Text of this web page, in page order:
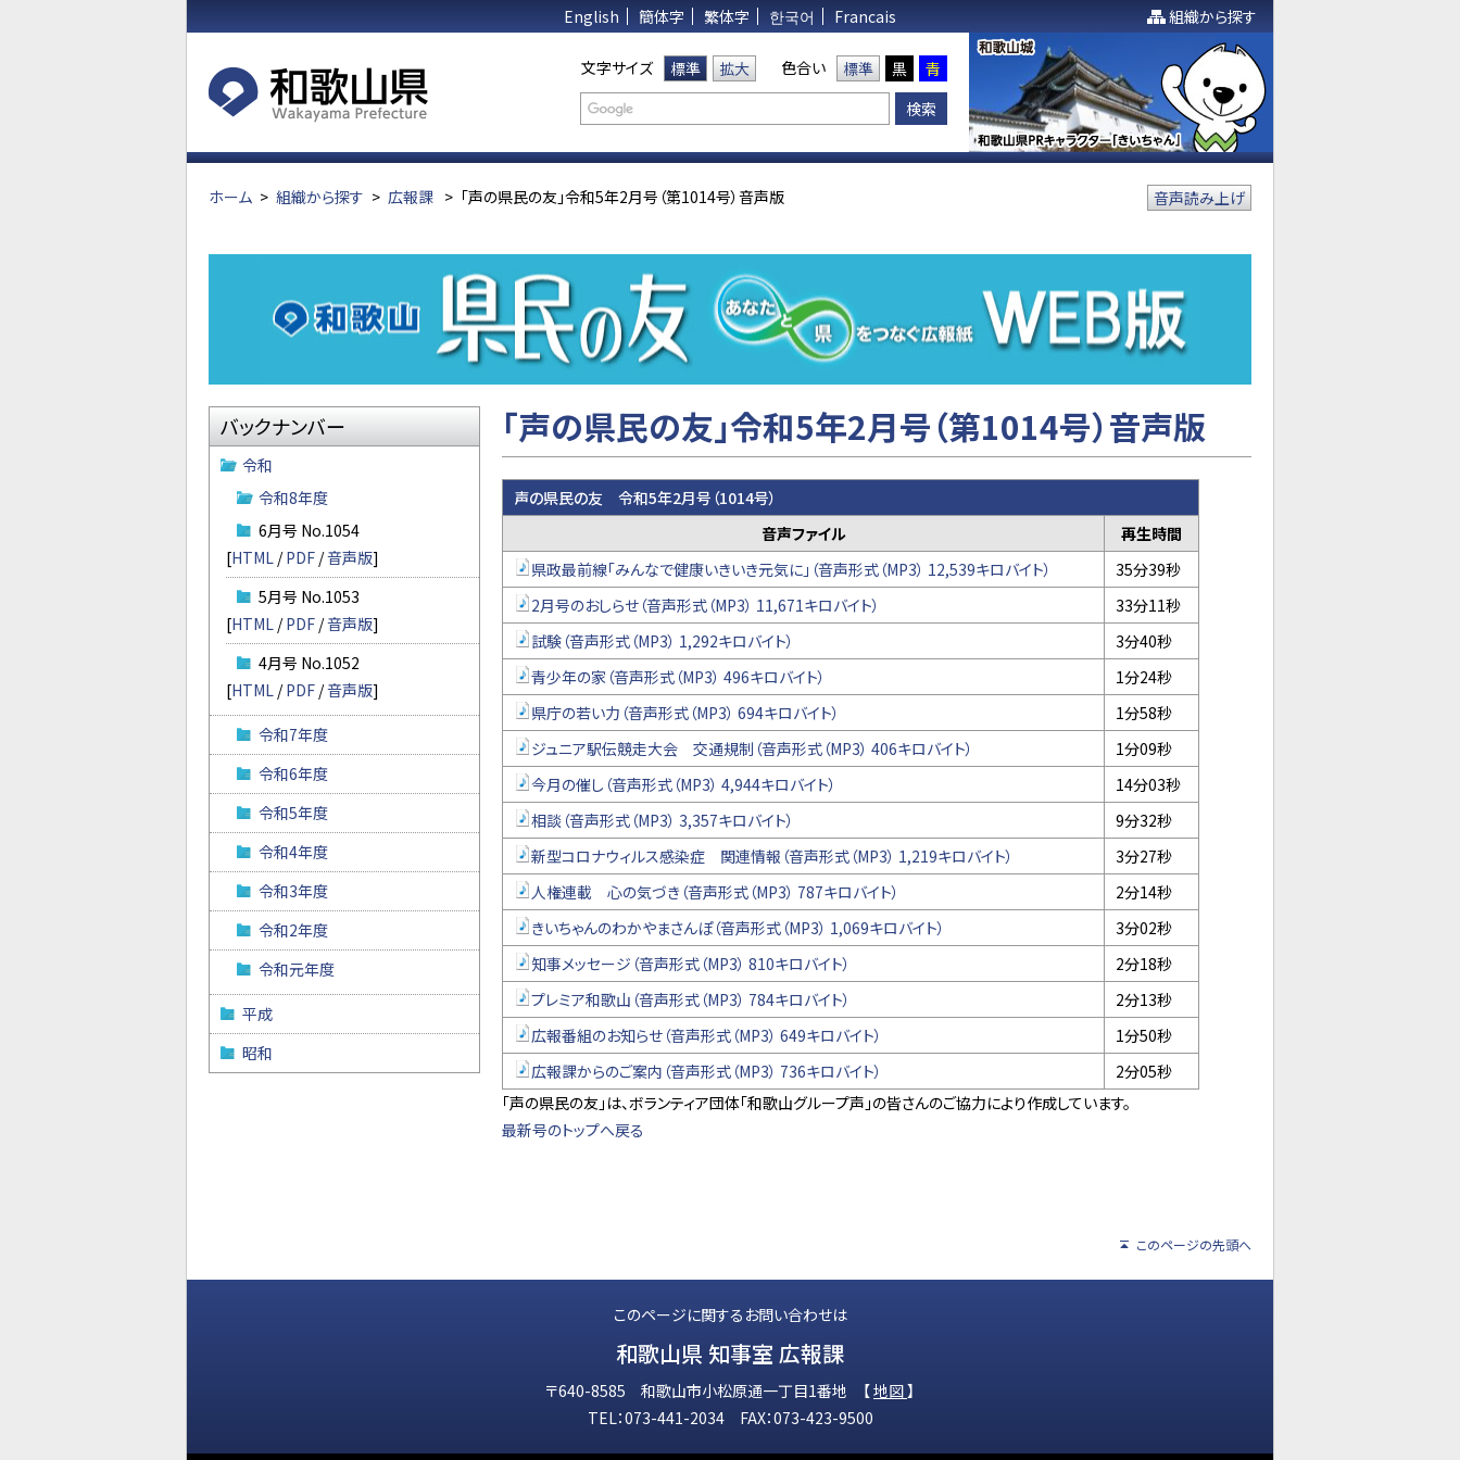
English 簡体字 繁体字 한국어 Francais 組織から探す
文字サイズ 標準 拡大 色合い 標準 黒 青
ホーム > 組織から探す > 広報課 > 「声の県民の友」令和5年2月号（第1014号）音声版 音声読み上げ
「声の県民の友」令和5年2月号（第1014号）音声版
声の県民の友 令和5年2月号（1014号）
音声ファイル
再生時間
県政最前線「みんなで健康いきいき元気に」（音声形式（MP3） 12,539キロバイト）
35分39秒
2月号のおしらせ（音声形式（MP3） 11,671キロバイト）
33分11秒
試験（音声形式（MP3） 1,292キロバイト）
3分40秒
青少年の家（音声形式（MP3） 496キロバイト）
1分24秒
県庁の若い力（音声形式（MP3） 694キロバイト）
1分58秒
ジュニア駅伝競走大会 交通規制（音声形式（MP3） 406キロバイト）
1分09秒
今月の催し（音声形式（MP3） 4,944キロバイト）
14分03秒
相談（音声形式（MP3） 3,357キロバイト）
9分32秒
新型コロナウィルス感染症 関連情報（音声形式（MP3） 1,219キロバイト）
3分27秒
人権連載 心の気づき（音声形式（MP3） 787キロバイト）
2分14秒
きいちゃんのわかやまさんぽ（音声形式（MP3） 1,069キロバイト）
3分02秒
知事メッセージ（音声形式（MP3） 810キロバイト）
2分18秒
プレミア和歌山（音声形式（MP3） 784キロバイト）
2分13秒
広報番組のお知らせ（音声形式（MP3） 649キロバイト）
1分50秒
広報課からのご案内（音声形式（MP3） 736キロバイト）
2分05秒
「声の県民の友」は、ボランティア団体「和歌山グループ声」の皆さんのご協力により作成しています。
最新号のトップへ戻る
バックナンバー
令和
令和8年度
6月号 No.1054
[HTML /PDF /音声版]
5月号 No.1053
[HTML /PDF /音声版]
4月号 No.1052
[HTML /PDF /音声版]
令和7年度
令和6年度
令和5年度
令和4年度
令和3年度
令和2年度
令和元年度
平成
昭和
このページの先頭へ
このページに関するお問い合わせは
和歌山県 知事室 広報課
〒640-8585 和歌山市小松原通一丁目1番地 【地図】
TEL：073-441-2034 FAX：073-423-9500